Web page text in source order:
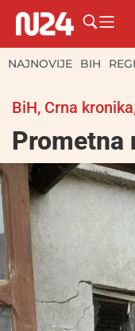
NAJNOVIJE BIH
BiH, Crna kronika
Prometna